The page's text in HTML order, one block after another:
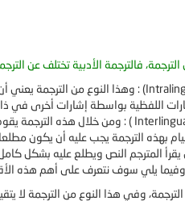
فالترجمة الأدبية تختلف عن
) : وهذا النوع من الترجمة يعني
اللفظية بواسطة إشارات أخرى
) : ومن خلال هذه الترجمة
بهذه الترجمة يجب عليه أن يكون مطلعا
يقرأ المترجم النص ويطلع عليه بشكل
وفيما يلي سوف نتعرف على أهم هذه
الترجمة، وفي هذا النوع من الترجمة